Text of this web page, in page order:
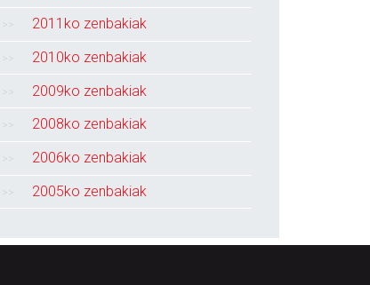
2011ko zenbakiak
2010ko zenbakiak
2009ko zenbakiak
2008ko zenbakiak
2006ko zenbakiak
2005ko zenbakiak